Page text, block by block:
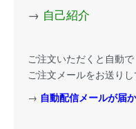
→ 自己紹介
ご注文いただくと自動で
ご注文メールをお送り
→ 自動配信メールが届